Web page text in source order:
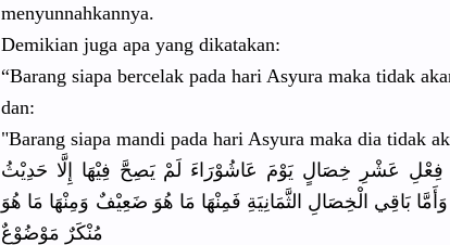
menyunnahkannya.
Demikian juga apa yang dikatakan:
“Barang siapa bercelak pada hari Asyura maka tidak
dan:
"Barang siapa mandi pada hari Asyura maka dia tidak
فِعْلِ عَشْرِ خِصَالٍ يَوْمَ عَاشُوْرَاءَ لَمْ يَصِحَّ فِيْهَا إِلَّا حَدِيْثُ
وَأَمَّا بَاقِي الْخِصَالِ الثَّمَانِيَةِ فَمِنْهَا مَا هُوَ ضَعِيْفٌ وَمِنْهَا مَا هُوَ
مُنْكَرٌ مَوْضُوْعٌ